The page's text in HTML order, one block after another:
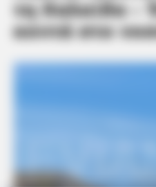
τη Χαλκίδα –
κοντά στο